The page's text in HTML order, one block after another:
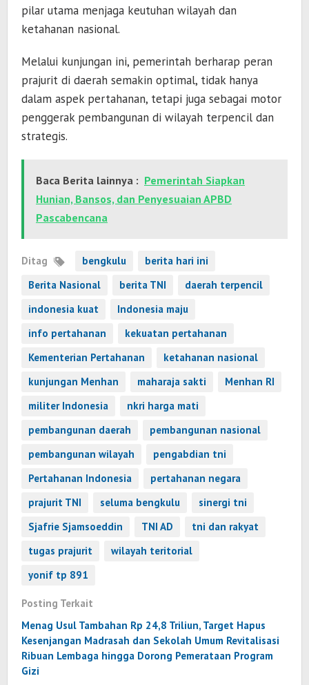
pilar utama menjaga keutuhan wilayah dan
ketahanan nasional.
Melalui kunjungan ini, pemerintah berharap peran
prajurit di daerah semakin optimal, tidak hanya
dalam aspek pertahanan, tetapi juga sebagai motor
penggerak pembangunan di wilayah terpencil dan
strategis.
Baca Berita lainnya : Pemerintah Siapkan
Hunian, Bansos, dan Penyesuaian APBD
Pascabencana
Ditag bengkulu
berita hari ini
Berita Nasional
berita TNI
daerah terpencil
indonesia kuat
Indonesia maju
info pertahanan
kekuatan pertahanan
Kementerian Pertahanan
ketahanan nasional
kunjungan Menhan
maharaja sakti
Menhan RI
militer Indonesia
nkri harga mati
pembangunan daerah
pembangunan nasional
pembangunan wilayah
pengabdian tni
Pertahanan Indonesia
pertahanan negara
prajurit TNI
seluma bengkulu
sinergi tni
Sjafrie Sjamsoeddin
TNI AD
tni dan rakyat
tugas prajurit
wilayah teritorial
yonif tp 891
Posting Terkait
Menag Usul Tambahan Rp 24,8 Triliun, Target Hapus
Kesenjangan Madrasah dan Sekolah Umum Revitalisasi
Ribuan Lembaga hingga Dorong Pemerataan Program
Gizi